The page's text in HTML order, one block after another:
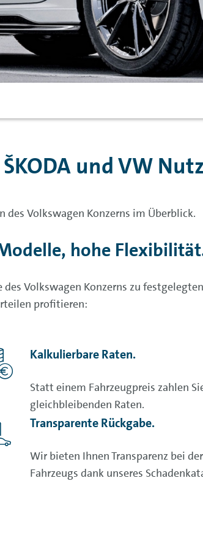
ŠKODA und VW
Volkswagen Konzerns im Überblick.
hohe
Volkswagen Konzerns zu
profitieren:
Kalkulierbare Raten.
Statt einem Fahrzeugpreis zahlen
gleichbleibenden Raten.
Transparente Rückgabe.
Wir bieten Ihnen Transparenz bei
Fahrzeugs dank unseres